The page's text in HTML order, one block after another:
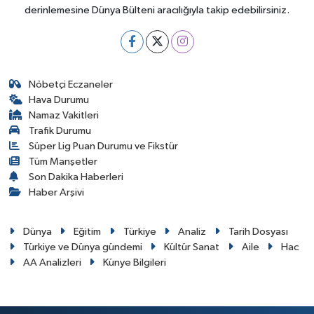
derinlemesine Dünya Bülteni aracılığıyla takip edebilirsiniz.
Nöbetçi Eczaneler
Hava Durumu
Namaz Vakitleri
Trafik Durumu
Süper Lig Puan Durumu ve Fikstür
Tüm Manşetler
Son Dakika Haberleri
Haber Arşivi
Dünya Eğitim Türkiye Analiz
Tarih Dosyası
Türkiye ve Dünya gündemi
Kültür Sanat Aile
Hac
AA Analizleri
Künye Bilgileri